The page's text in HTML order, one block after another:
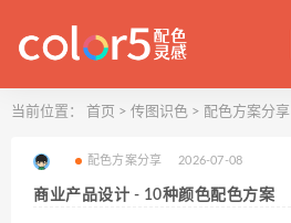
当前位置： 首页 > 传图识色 > 配色方案分享
配色方案分享 2026-07-08
商业产品设计 - 10种颜色配色方案